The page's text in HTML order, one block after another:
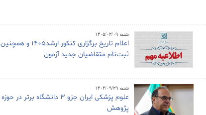
شنبه ۱۴۰۵/۰۳/۰۹
اعلام تاریخ برگزاری کنکور ارشد1405 و همچنین
ثبت‌نام متقاضیان جدید آزمون
شنبه ۱۴۰۴/۰۹/۲۹
علوم پزشکی ایران جزو ۳ دانشگاه برتر در حوزه
پژوهش